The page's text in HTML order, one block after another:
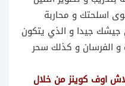
اسلحتك و محاربة
جيشك جيدا و الذي يتكون
و الفرسان و كذلك سحر
اوف كوينز من خلال